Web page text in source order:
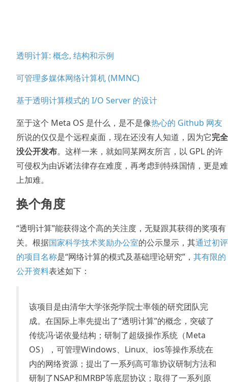
透明计算: 概念, 结构和示例
可管理多媒体网络计算机 (MMNC)
基于透明计算模式的 I/O Server 的设计
至于这个 Meta OS 是什么，是不是像热心的 Github 网友
所说的仅仅是个远程桌面，现在还没有人知道，因为它完全
没公开发布。这样一来，就如同某网友所言，以 GPL 的许
可侵权为由诉诸法律存在难度，再考虑到特殊国情，更是难
上加难。
换个角度
“透明计算”能获得这个高的关注度，无疑跟其获得的奖项有
关。根据国家科学技术奖励办公室的公示显示，其通过初评
的项目名称是“网络计算的模式及基础理论研究”， 其有限的
公开资料表述如下：
该项目是由清华大学张尧学院士率领的研究团队完
成。在国际上率先提出了“透明计算”的概念，突破了
传统冯·诺依曼结构；研制了超级操作系统（Meta
OS），可管理Windows、Linux、ios等操作系统在
内的网络资源；提出了一系列高可靠协议研制方法和
研制了NSAP和MRBP等底层协议；取得了一系列原